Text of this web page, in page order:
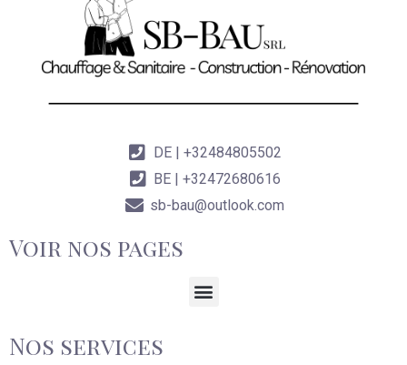
DE | +32484805502
BE | +32472680616
sb-bau@outlook.com
Voir nos pages
Nos services